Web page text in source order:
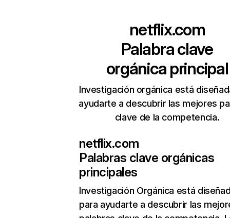
netflix.com
Palabra clave
orgánica principal
Investigación orgánica está
ayudarte a descubrir las mejores
clave de la competencia.
netflix.com
Palabras clave orgánicas
principales
Investigación Orgánica está
para ayudarte a descubrir las